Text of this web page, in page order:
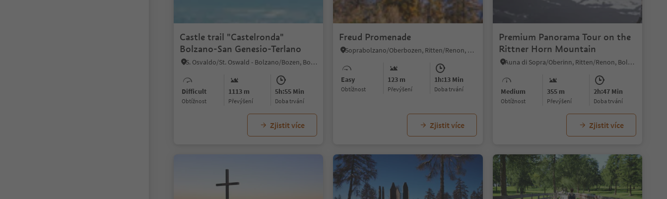
Castle trail "Castelronda"
Bolzano-San Genesio-Terlano
S. Osvaldo/St. Oswald - Bolzano/Bozen, Bolzano/Bozen, Bolzano/Bozen and environs
Difficult
Obtížnost
1113 m
Převýšení
5h:55 Min
doba trvání
Zjistit více
Freud Promenade
Soprabolzano/Oberbozen, Ritten/Renon, Bolzano/Bozen and environs
Easy
Obtížnost
123 m
Převýšení
1h:13 Min
doba trvání
Zjistit více
Premium Panorama Tour on the
Rittner Horn Mountain
Auna di Sopra/Oberinn, Ritten/Renon, Bolzano/Bozen and environs
Medium
Obtížnost
355 m
Převýšení
2h:47 Min
doba trvání
Zjistit více